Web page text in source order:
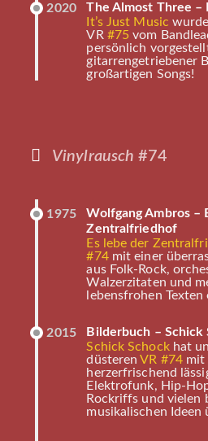
Vinylrausch #74
1975
Wolfgang Ambros –
Zentralfriedhof
Es lebe der
#74mit einer
aus Folk-Rock,
Walzerzitaten und
lebensfrohen
2015
Bilderbuch – Schick
Schick Schockhat
düsteren VR #74mit
herzerfrischend
Elektrofunk, Hip-
Rockriffs und vielen
musikalischen Ideen
2020
The Almost Three –
It’s Just Music
VR #75 vom
persönlich
gitarrengetriebener
großartigen Songs!